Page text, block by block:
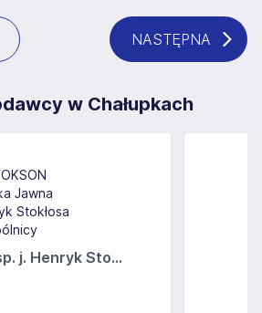
NASTĘPNA
w Chałupkach
j. Henryk Sto...